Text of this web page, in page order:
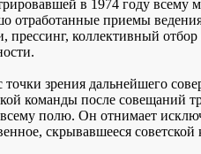
в 1974 году всему
отработанные приемы
прессинг, коллективный
точки зрения дальнейшего
команды после совещаний
полю. Он отнимает
скрывавшееся